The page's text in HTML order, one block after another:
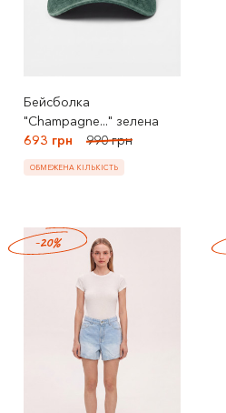
Бейсболка
"Champagne..." зелена
693 грн
990 грн
ОБМЕЖЕНА КІЛЬКІСТЬ
-20%